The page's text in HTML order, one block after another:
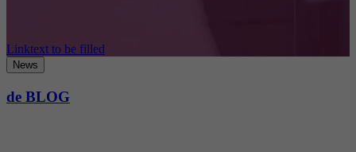
Linktext to be filled
News
de BLOG